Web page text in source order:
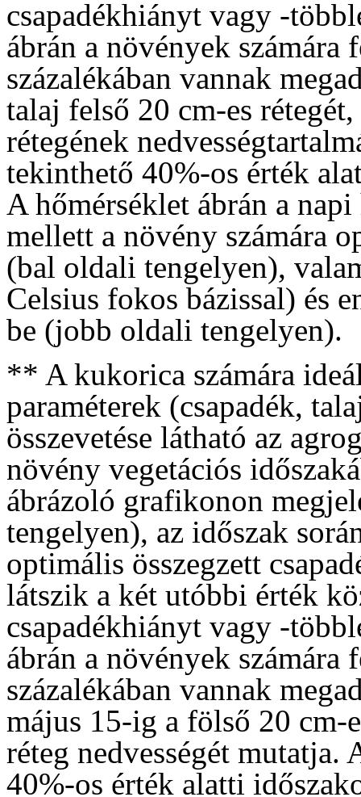
csapadékhiányt vagy -
ábrán a növények számára
százalékában vannak
talaj felső 20 cm-es
rétegének
tekinthető 40%-os érték
A hőmérséklet ábrán a
mellett a növény számára
(bal oldali tengelyen),
Celsius fokos bázissal) és
be (jobb oldali tengelyen).
** A kukorica számára
paraméterek (csapadék,
összevetése látható az
növény vegetációs
ábrázoló grafikonon
tengelyen), az időszak
optimális összegzett
látszik a két utóbbi érték
csapadékhiányt vagy -
ábrán a növények számára
százalékában vannak
május 15-ig a fölső 20 cm-
réteg nedvességét
40%-os érték alatti